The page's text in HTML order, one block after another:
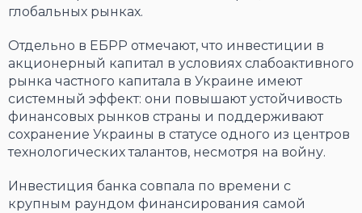
глобальных рынках.
Отдельно в ЕБРР отмечают, что инвестиции в
акционерный капитал в условиях слабоактивного
рынка частного капитала в Украине имеют
системный эффект: они повышают устойчивость
финансовых рынков страны и поддерживают
сохранение Украины в статусе одного из центров
технологических талантов, несмотря на войну.
Инвестиция банка совпала по времени с
крупным раундом финансирования самой